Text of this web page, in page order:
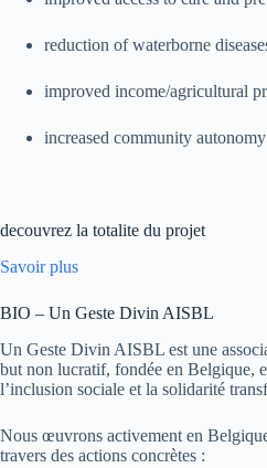
reduction of waterborne
improved income/agricultural
increased community
decouvrez la totalite du projet
Savoir plus
BIO – Un Geste Divin AISBL
Un Geste Divin AISBL est une
but non lucratif, fondée en Belgique,
l’inclusion sociale et la solidarité
Nous œuvrons activement en
travers des actions concrètes :